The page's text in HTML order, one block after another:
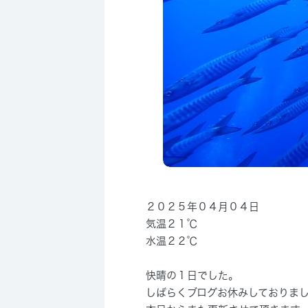
２０２５年０４月０４日
気温２１℃
水温２２℃
快晴の１日でした。
しばらくブログお休みしておりま